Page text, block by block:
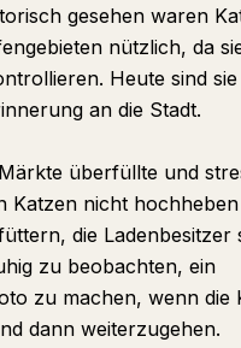
gesehen waren
nützlich, da
Heute sind
an die Stadt.
überfüllte und
Katzen nicht
die Ladenbesitzer
zu beobachten, ein
zu machen, wenn die
dann weiterzugehen.